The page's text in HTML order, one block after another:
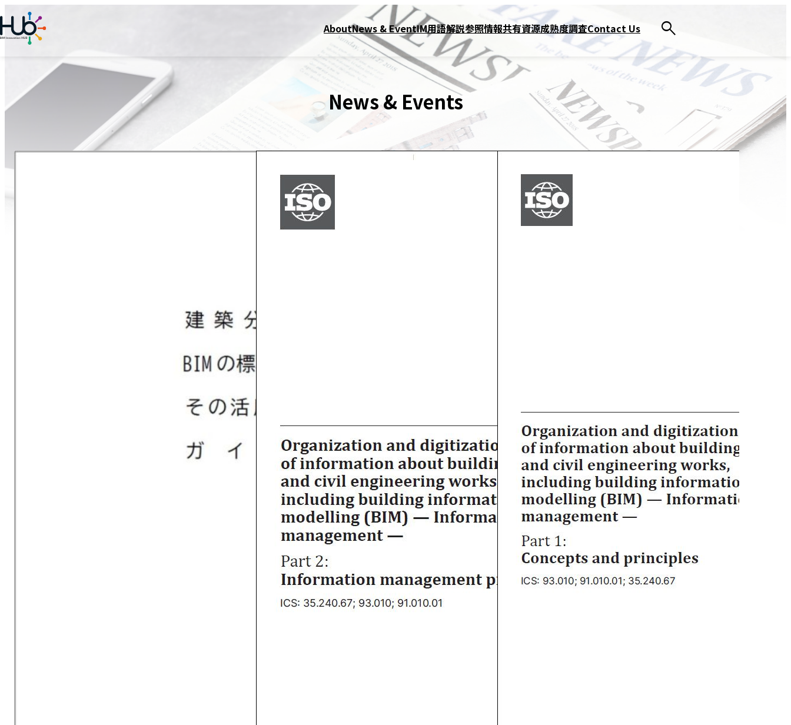
容
を
AboutNews & EventIM用語解説参照情報共有資源成熟度調査Contact Us
News & Events